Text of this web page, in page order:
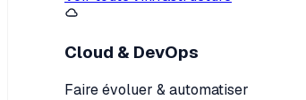
Cloud & DevOps
Faire évoluer & automatiser